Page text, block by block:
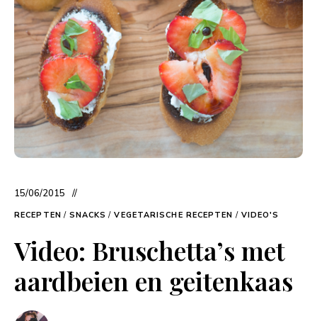
15/06/2015
RECEPTEN / SNACKS / VEGETARISCHE RECEPTEN / VIDEO'S
Video: Bruschetta’s met
aardbeien en geitenkaas